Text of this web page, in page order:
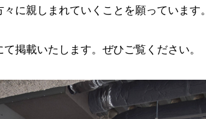
に親しまれていくことを願っています。
掲載いたします。ぜひご覧ください。